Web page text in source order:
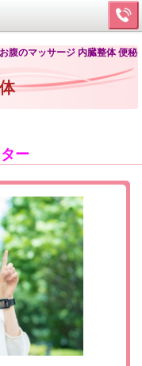
腹のマッサージ 内臓整体 便秘
ー